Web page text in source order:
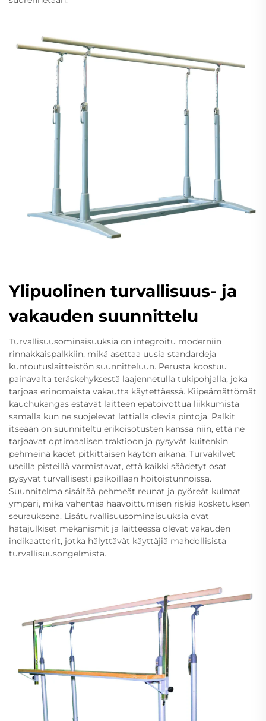
Ylipuolinen turvallisuus- ja
vakauden suunnittelu
Turvallisuusominaisuuksia on integroitu moderniin
rinnakkaispalkkiin, mikä asettaa uusia standardeja
kuntoutuslaitteistön suunnitteluun. Perusta koostuu
painavalta teräskehyksestä laajennetulla tukipohjalla, joka
tarjoaa erinomaista vakautta käytettäessä. Kiipeämättömät
kauchukangas estävät laitteen epätoivottua liikkumista
samalla kun ne suojelevat lattialla olevia pintoja. Palkit
itseään on suunniteltu erikoisotusten kanssa niin, että ne
tarjoavat optimaalisen traktioon ja pysyvät kuitenkin
pehmeinä kädet pitkittäisen käytön aikana. Turvakilvet
useilla pisteillä varmistavat, että kaikki säädetyt osat
pysyvät turvallisesti paikoillaan hoitoistunnoissa.
Suunnitelma sisältää pehmeät reunat ja pyöreät kulmat
ympäri, mikä vähentää haavoittumisen riskiä kosketuksen
seurauksena. Lisäturvallisuusominaisuuksia ovat
hätäjulkiset mekanismit ja laitteessa olevat vakauden
indikaattorit, jotka hälyttävät käyttäjiä mahdollisista
turvallisuusongelmista.